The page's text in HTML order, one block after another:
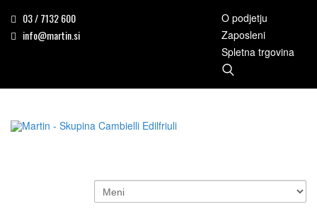
03 / 7132 600
info@martin.si
O podjetju
Zaposleni
Spletna trgovina